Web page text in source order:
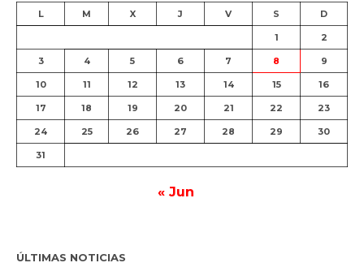
L M X J V S D
1 2
3 4 5 6 7 8 9
10 11 12 13 14 15 16
17 18 19 20 21 22 23
24 25 26 27 28 29 30
31
« Jun
ÚLTIMAS NOTICIAS